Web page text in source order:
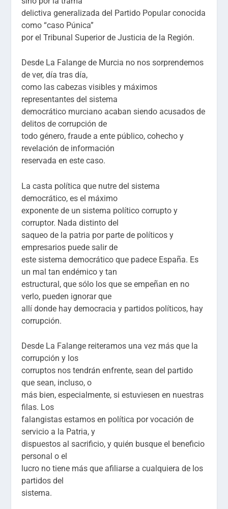
delictiva generalizada del Partido Popular conocida
como “caso Púnica”
por el Tribunal Superior de Justicia de la Región.
Desde La Falange de Murcia no nos sorprendemos
de ver, día tras día,
como las cabezas visibles y máximos
representantes del sistema
democrático murciano acaban siendo acusados de
delitos de corrupción de
todo género, fraude a ente público, cohecho y
revelación de información
reservada en este caso.
La casta política que nutre del sistema
democrático, es el máximo
exponente de un sistema político corrupto y
corruptor. Nada distinto del
saqueo de la patria por parte de políticos y
empresarios puede salir de
este sistema democrático que padece España. Es
un mal tan endémico y tan
estructural, que sólo los que se empeñan en no
verlo, pueden ignorar que
allí donde hay democracia y partidos políticos, hay
corrupción.
Desde La Falange reiteramos una vez más que la
corrupción y los
corruptos nos tendrán enfrente, sean del partido
que sean, incluso, o
más bien, especialmente, si estuviesen en nuestras
filas. Los
falangistas estamos en política por vocación de
servicio a la Patria, y
dispuestos al sacrificio, y quién busque el beneficio
personal o el
lucro no tiene más que afiliarse a cualquiera de los
partidos del
sistema.